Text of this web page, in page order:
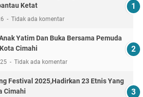
Ketat
Tidak ada komentar
Yatim Dan Buka Bersama Pemuda
Cimahi
Tidak ada komentar
Festival 2025,Hadirkan 23 Etnis Yang
Cimahi